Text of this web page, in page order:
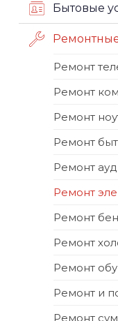
Бытовые
Ремонт
Ремонт
Ремонт
Ремонт
Ремонт
Ремонт
Ремонт
Ремонт
Ремонт
Ремонт и
Ремонт